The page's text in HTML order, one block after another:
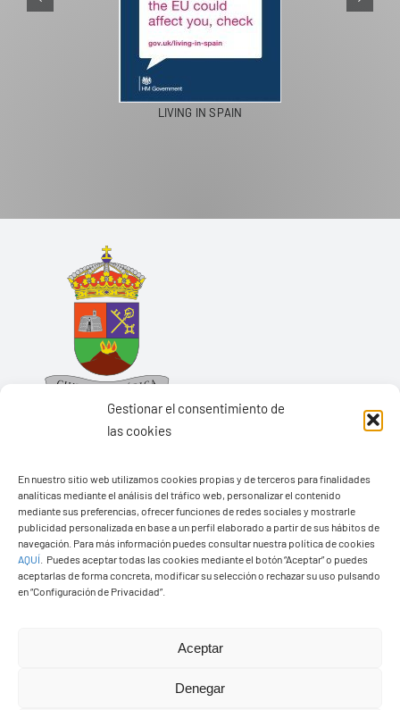
Gestionar el consentimiento de
las cookies
En nuestro sitio web utilizamos cookies propias y de terceros para finalidades
analíticas mediante el análisis del tráfico web, personalizar el contenido
mediante sus preferencias, ofrecer funciones de redes sociales y mostrarle
publicidad personalizada en base a un perfil elaborado a partir de sus hábitos de
navegación. Para más información puedes consultar nuestra política de cookies
AQUÍ
Puedes aceptar todas las cookies mediante el botón “Aceptar” o puedes
aceptarlas de forma concreta, modificar su selección o rechazar su uso pulsando
en “Configuración de Privacidad”.
Aceptar
Denegar
LIVING IN SPAIN
Ayuntamiento de Yaiza
Pza. de Los Remedios, 1
35570 – Yaiza
Tel:928 83 62 20
© Copyright2026 Ayuntamiento de Yaiza - Todos los